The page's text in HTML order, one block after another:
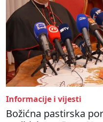
Informacije i vijesti
Božićna pastirska